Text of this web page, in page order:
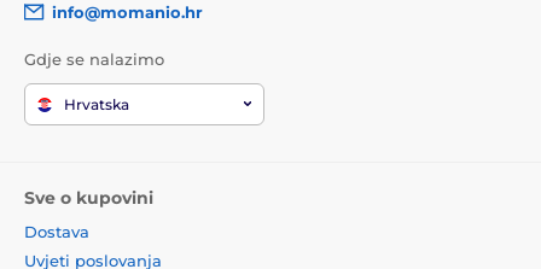
info@momanio.hr
Gdje se nalazimo
Hrvatska
Sve o kupovini
Dostava
Uvjeti poslovanja